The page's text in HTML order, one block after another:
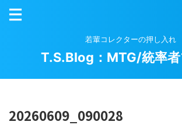
若輩コレクターの押し入れ
T.S.Blog：MTG/統率
20260609_090028